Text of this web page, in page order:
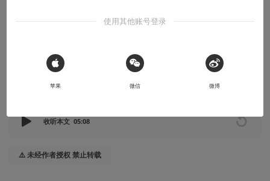
成都喜利王
本文系用户投稿，不代表机核网观点
收听本文 05:08
⚠️ 未经作者授权 禁止转载
使用其他账号登录
 Sign in with Apple
苹果 微信 微博